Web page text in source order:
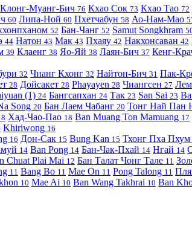
Клонг-Муанг-Бич 76 Кхао Сок 73 Кхао Тао 72
60 Липа-Ной 60 Пхетчабун 58 Ао-Нам-Мао
52 Бан-Чанг 52 Samut Songkhram
44 Натон 43 Мак 43 Пхаяу 42 Накхонсаван 42
39 Клаенг 38 Яо-Яй 38 Лаян-Бич 37 Кенг-
32 Чианг Кхонг 32 Найтон-Бич 31 Пак-
28 Дойсакет 28 Phayayen 28 Чиангсен 27
(1) 24 Бангсапхан 24 Так 23 San Sai 23
Song 20 Бан Лаем Чабанг 20 Тонг Най Пан
Хад-Чао-Пао 18 Ban Muang Ton Mamuang 17
Khiriwong 16
16 Дон-Сак 15 Bung Kan 15 Тхонг Пха Пхум
14 Ban Pong 14 Бан-Чак-Пхай 14 Нгай 14
Chuat Plai Mai 12 Бан Талат Чонг Тале 11
11 Bang Bo 11 Mae On 11 Pong Talong 11
10 Mae Ai 10 Ban Wang Takhrai 10 Ban